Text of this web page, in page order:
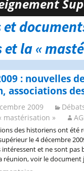
et
et la «
: nouvelles
associations
2009
mastérisation »
des historiens ont été
le 4 décembre
et ne sont pas
réunion, voir le